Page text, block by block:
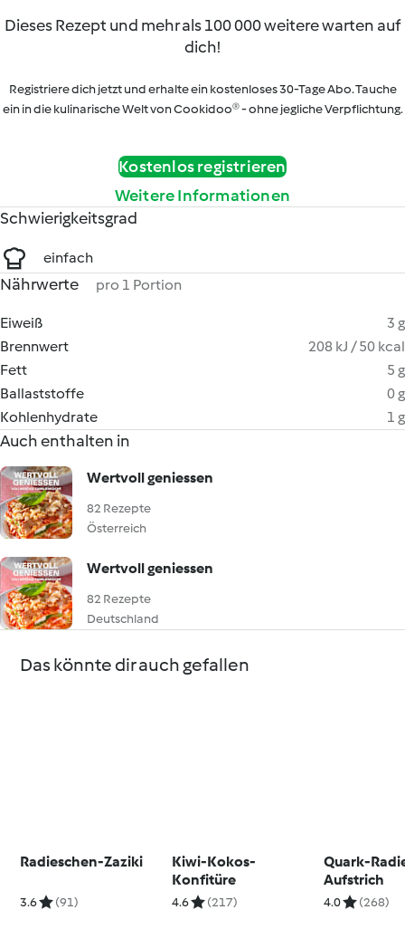
Dieses Rezept und mehr als 100 000 weitere warten auf
dich!
Registriere dich jetzt und erhalte ein kostenloses 30-Tage Abo. Tauche
ein in die kulinarische Welt von Cookidoo® - ohne jegliche Verpflichtung.
Kostenlos registrieren
Weitere Informationen
Schwierigkeitsgrad
einfach
Nährwerte pro 1 Portion
Eiweiß
3 g
Brennwert
208 kJ / 50 kcal
Fett
5 g
Ballaststoffe
0 g
Kohlenhydrate
1 g
Auch enthalten in
Wertvoll geniessen
82 Rezepte
Österreich
Wertvoll geniessen
82 Rezepte
Deutschland
Das könnte dir auch gefallen
Radieschen-Zaziki
3.6 (91)
Kiwi-Kokos-
Konfitüre
4.6 (217)
Quark-
Aufstrich
4.0 (268)